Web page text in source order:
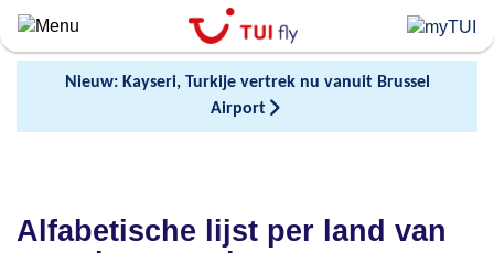
Skip
to
main
Nieuw: Kayseri, Turkije vertrek nu vanuit Brussel
Airport
Alfabetische lijst per land van